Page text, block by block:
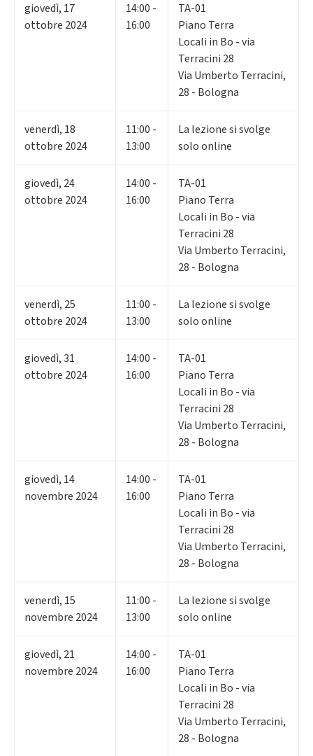
giovedì, 17
ottobre 2024
14:00 -
16:00
TA-01
Piano Terra
Locali in Bo - via
Terracini 28
Via Umberto Terracini,
28 - Bologna
venerdì, 18
ottobre 2024
11:00 -
13:00
La lezione si svolge
solo online
giovedì, 24
ottobre 2024
14:00 -
16:00
TA-01
Piano Terra
Locali in Bo - via
Terracini 28
Via Umberto Terracini,
28 - Bologna
venerdì, 25
ottobre 2024
11:00 -
13:00
La lezione si svolge
solo online
giovedì,31
ottobre 2024
14:00 -
16:00
TA-01
Piano Terra
Locali in Bo - via
Terracini 28
Via Umberto Terracini,
28 - Bologna
giovedì, 14
novembre 2024
14:00 -
16:00
TA-01
Piano Terra
Locali in Bo - via
Terracini 28
Via Umberto Terracini,
28 - Bologna
venerdì, 15
novembre 2024
11:00 -
13:00
La lezione si svolge
solo online
giovedì, 21
novembre 2024
14:00 -
16:00
TA-01
Piano Terra
Locali in Bo - via
Terracini 28
Via Umberto Terracini,
28 - Bologna